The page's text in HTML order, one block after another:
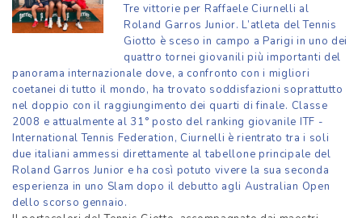
Tre vittorie per Raffaele Ciurnelli al
Roland Garros Junior. L’atleta del Tennis
Giotto è sceso in campo a Parigi in uno dei
quattro tornei giovanili più importanti del
panorama internazionale dove, a confronto con i migliori
coetanei di tutto il mondo, ha trovato soddisfazioni soprattutto
nel doppio con il raggiungimento dei quarti di finale. Classe
2008 e attualmente al 31° posto del ranking giovanile ITF -
International Tennis Federation, Ciurnelli è rientrato tra i soli
due italiani ammessi direttamente al tabellone principale del
Roland Garros Junior e ha così potuto vivere la sua seconda
esperienza in uno Slam dopo il debutto agli Australian Open
dello scorso gennaio.